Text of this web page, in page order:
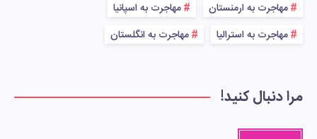
مهاجرت به ارمنستان
مهاجرت به اسپانیا
مهاجرت به استرالیا
مهاجرت به انگلستان
مرا دنبال کنید!